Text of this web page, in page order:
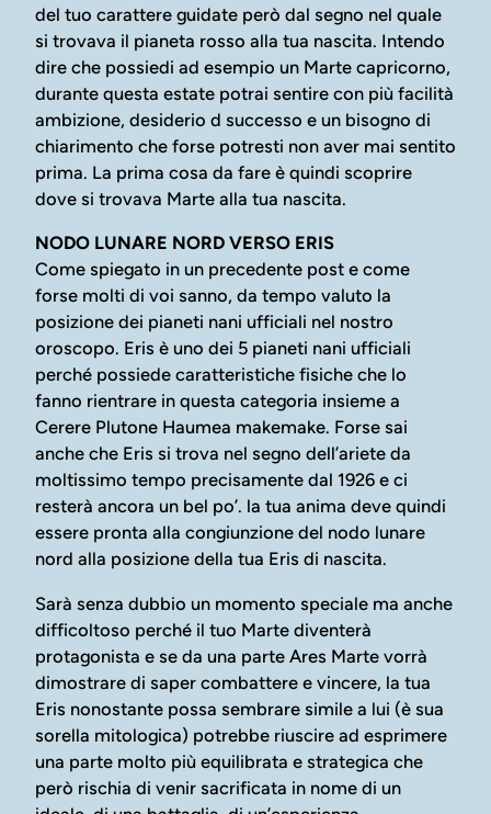
del tuo carattere guidate però dal segno nel quale
si trovava il pianeta rosso alla tua nascita. Intendo
dire che possiedi ad esempio un Marte capricorno,
durante questa estate potrai sentire con più facilità
ambizione, desiderio d successo e un bisogno di
chiarimento che forse potresti non aver mai sentito
prima. La prima cosa da fare è quindi scoprire
dove si trovava Marte alla tua nascita.
NODO LUNARE NORD VERSO ERIS
Come spiegato in un precedente post e come
forse molti di voi sanno, da tempo valuto la
posizione dei pianeti nani ufficiali nel nostro
oroscopo. Eris è uno dei 5 pianeti nani ufficiali
perché possiede caratteristiche fisiche che lo
fanno rientrare in questa categoria insieme a
Cerere Plutone Haumea makemake. Forse sai
anche che Eris si trova nel segno dell’ariete da
moltissimo tempo precisamente dal 1926 e ci
resterà ancora un bel po’. la tua anima deve quindi
essere pronta alla congiunzione del nodo lunare
nord alla posizione della tua Eris di nascita.
Sarà senza dubbio un momento speciale ma anche
difficoltoso perché il tuo Marte diventerà
protagonista e se da una parte Ares Marte vorrà
dimostrare di saper combattere e vincere, la tua
Eris nonostante possa sembrare simile a lui (è sua
sorella mitologica) potrebbe riuscire ad esprimere
una parte molto più equilibrata e strategica che
però rischia di venir sacrificata in nome di un